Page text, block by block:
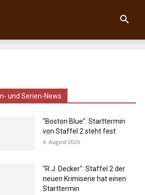
und Serien-News
"Boston Blue": Starttermin
von Staffel 2 steht fest
4. August 2026
"R.J. Decker": Staffel 2 der
neuen Krimiserie hat einen
Starttermin